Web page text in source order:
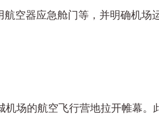
空器应急舱门等，并明确机场
场的航空飞行营地拉开帷幕。